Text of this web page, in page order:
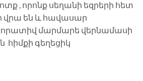
, որոնք սեղանի եզրերի հետ
վրա են և հավասար
մարմարե վերնամասի
գեղեցիկ